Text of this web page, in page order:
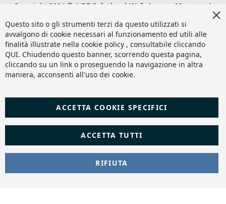
Copyright 2024 © | DF Solution | Web Agency Magento
|
Questo sito o gli strumenti terzi da questo utilizzati si
avvalgono di cookie necessari al funzionamento ed utili alle
finalità illustrate nella cookie policy , consultabile cliccando
QUI. Chiudendo questo banner, scorrendo questa pagina,
cliccando su un link o proseguendo la navigazione in altra
maniera, acconsenti all'uso dei cookie.
ACCETTA TUTTI
ACCETTA COOKIE SPECIFICI
RIFIUTA